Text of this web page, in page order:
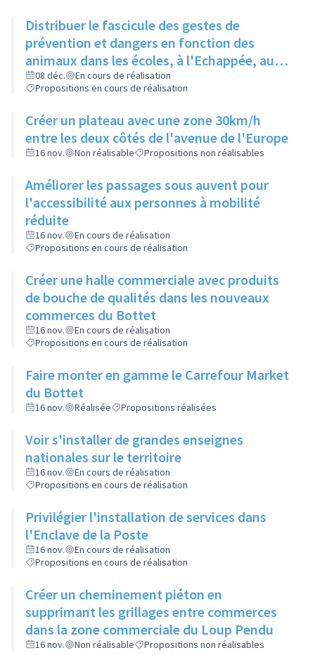
Distribuer le fascicule des gestes de
prévention et dangers en fonction des
animaux dans les écoles, à l'Echappée, aux
Centres Sociaux.... et l'insérer dans le
Rilliard en version détachable.
08 déc.
En cours de réalisation
Propositions en cours de réalisation
Créer un plateau avec une zone 30km/h
entre les deux côtés de l'avenue de l'Europe
16 nov. Non réalisable Propositions non réalisables
Améliorer les passages sous auvent pour
l'accessibilité aux personnes à mobilité
réduite
16 nov.
En cours de réalisation
Propositions en cours de réalisation
Créer une halle commerciale avec produits
de bouche de qualités dans les nouveaux
commerces du Bottet
16 nov.
En cours de réalisation
Propositions en cours de réalisation
Faire monter en gamme le Carrefour Market
du Bottet
16 nov. Réalisée Propositions réalisées
Voir s'installer de grandes enseignes
nationales sur le territoire
16 nov.
En cours de réalisation
Propositions en cours de réalisation
Privilégier l'installation de services dans
l'Enclave de la Poste
16 nov.
En cours de réalisation
Propositions en cours de réalisation
Créer un cheminement piéton en
supprimant les grillages entre commerces
dans la zone commerciale du Loup Pendu
16 nov. Non réalisable Propositions non réalisables